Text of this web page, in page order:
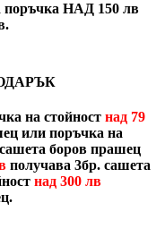
поръчка НАД 150 лв
на стойност над 79
или поръчка на
боров прашец
получава 3бр. сашета
над 300 лв